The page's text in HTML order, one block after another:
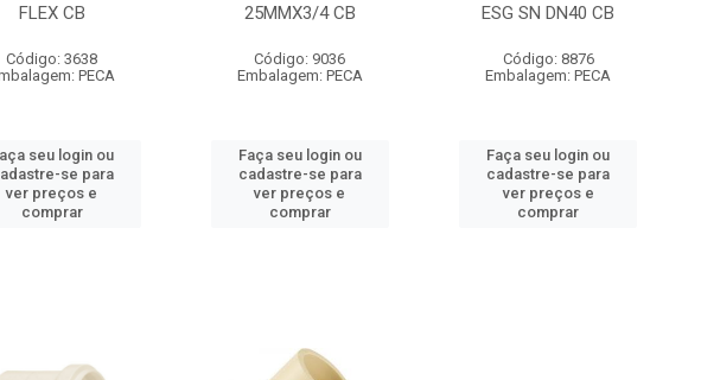
FLEX CB
Código: 3638
PECA
seu login ou
se para
ver preços e
comprar
25MMX3/4 CB
Código: 9036
Embalagem: PECA
Faça seu login ou
cadastre-se para
ver preços e
comprar
ESG SN DN40 CB
Código: 8876
Embalagem: PECA
Faça seu login ou
cadastre-se para
ver preços e
comprar